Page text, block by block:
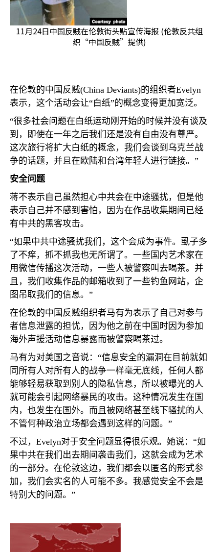
11月24日中国反贼在伦敦街头贴宣传海报 (伦敦反共组
织“中国反贼”提供)
在伦敦的中国反贼(China Deviants)的组织者Evelyn
表示，这个活动会让“白纸”的概念变得更加宽泛。
“很多社会问题在白纸运动刚开始的时候并没有谈及
到，即使在一年之后我们还是没有自由没有尊严。
这次旅行将扩大白纸的概念，我们会谈到乌克兰战
争的话题，并且在欧陆和台湾年轻人进行链接。”
安全问题
蒋不表示自己虽然担心中共会在中途骚扰，但是他
表示自己并不感到害怕，因为在作品收集期间已经
有中共的黑客攻击。
“如果中共中途骚扰我们，这个会成为事件。虱子多
了不痒，抓不抓我也无所谓了。一些国内艺术家在
用微信传播这次活动，一些人被警察叫去喝茶。并
且，我们收集作品的邮箱收到了一些钓鱼网站，企
图吊取我们的信息。”
在伦敦的中国反贼组织者马有为表示了自己对参与
者信息泄露的担忧，因为他之前在中国时因为参加
海外声援活动信息暴露而被警察喝茶过。
马有为对美国之音说：“信息安全的漏洞在目前就如
同所有人对所有人的战争一样毫无底线，任何人都
能够轻易获取到别人的隐私信息，所以被曝光的人
就可能会引起网络暴民的攻击。这种情况发生在国
内，也发生在国外。而且被网络甚至线下骚扰的人
不管何种政治立场都会遇到这样的问题。”
不过， Evelyn对于安全问题显得很乐观。她说：“如
果中共在我们出去期间袭击我们，这就会成为艺术
的一部分。在伦敦这边，我们都会以匿名的形式参
加，我们会实名的人可能不多。我感觉安全不会是
特别大的问题。”